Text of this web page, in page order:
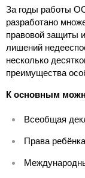
За годы работы
разработано
правовой защиты
лишений
несколько
преимущества
К основным
Всеобщая
Права